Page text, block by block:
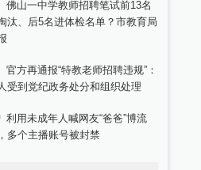
佛山一中学教师招聘笔试前13名
汰、后5名进体检名单？市教育局
官方再通报“特教老师招聘违规”：
受到党纪政务处分和组织处理
利用未成年人喊网友“爸爸”博流
多个主播账号被封禁